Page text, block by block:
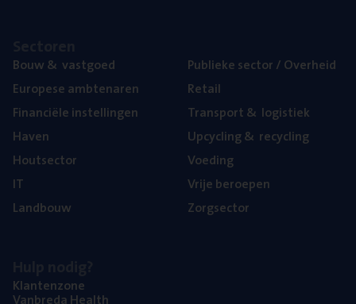
Bouw& vastgoed
Euro­pe­se ambtenaren
Finan­ci­ë­le instellingen
Haven
Hout­sec­tor
IT
Land­bouw
Publie­ke sec­tor / Overheid
Retail
Trans­port& logistiek
Upcy­cling& recycling
Voe­ding
Vrije beroe­pen
Zorg­sec­tor
Klan­ten­zo­ne
Van­b­re­da Health